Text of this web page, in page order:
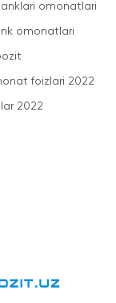
omonatlari
omonatlari
foizlari 2022
2022